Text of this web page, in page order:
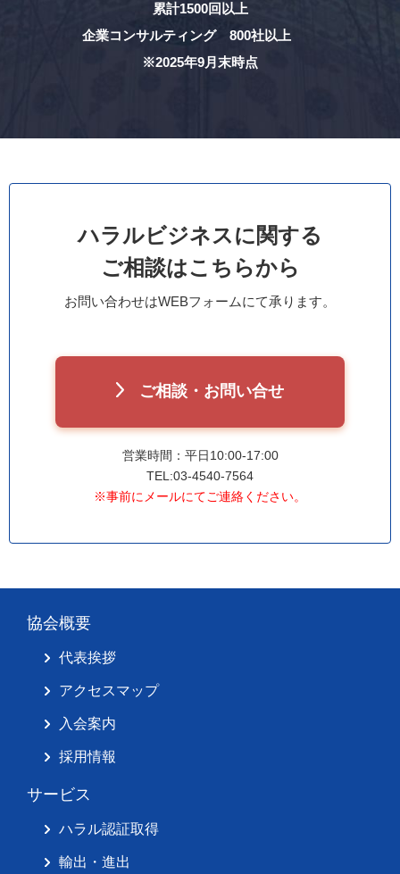
累計1500回以上
企業コンサルティング 800社以上
※2025年9月末時点
ハラルビジネスに関する
ご相談はこちらから
お問い合わせはWEBフォームにて承ります。
ご相談・お問い合せ
営業時間：平日10:00-17:00
TEL:03-4540-7564
※事前にメールにてご連絡ください。
協会概要
代表挨拶
アクセスマップ
入会案内
採用情報
サービス
ハラル認証取得
輸出・進出